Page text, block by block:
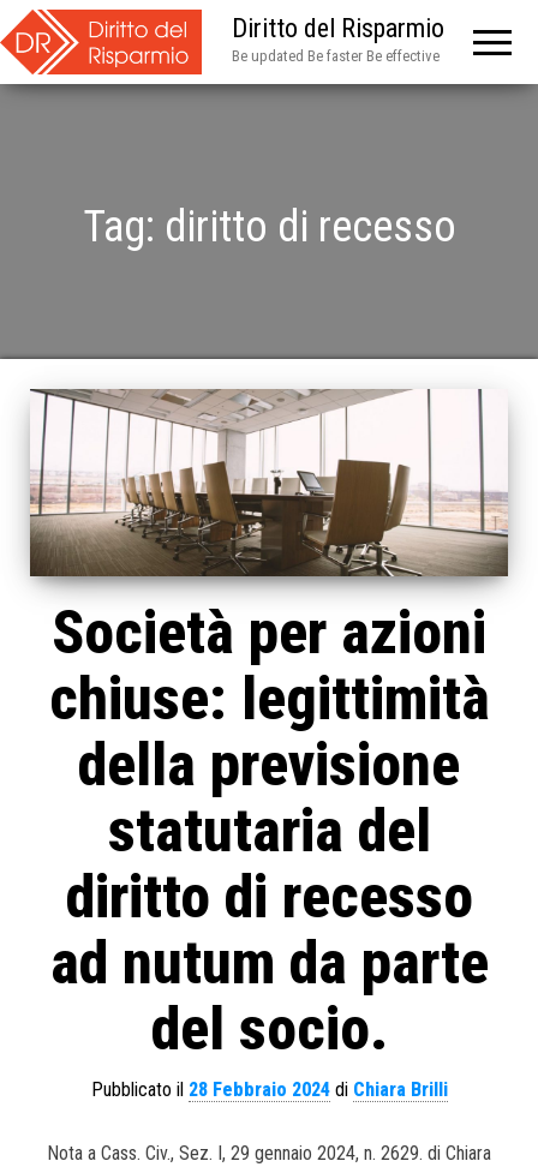
Diritto del Risparmio
Be updated Be faster Be effective
Tag: diritto di recesso
Società per azioni
chiuse: legittimità
della previsione
statutaria del
diritto di recesso
ad nutum da parte
del socio.
Pubblicato il 28 Febbraio 2024di Chiara Brilli
Nota a Cass. Civ., Sez. I, 29 gennaio 2024, n. 2629. di Chiara